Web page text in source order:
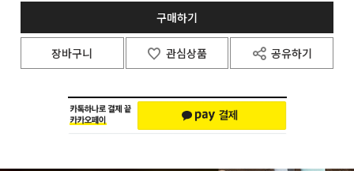
구매하기
장바구니 관심상품 공유하기